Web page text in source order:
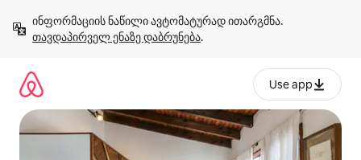
გადასვლა
თავდაპირველ ენაზე დაბრუნება.
Use app